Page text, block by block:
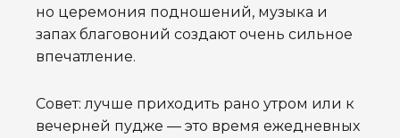
но церемония подношений, музыка и
запах благовоний создают очень сильное
впечатление.
Совет: лучше приходить рано утром или к
вечерней пудже — это время ежедневных